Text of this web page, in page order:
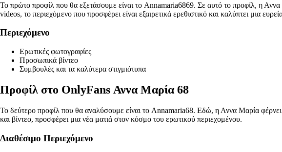
Το πρώτο προφίλ που θα εξετάσουμε είναι το Annamaria6869. Σε αυτό το προφίλ, η
videos, το περιεχόμενο που προσφέρει είναι εξαιρετικά ερεθιστικό και καλύπτει μια
Περιεχόμενο
Ερωτικές φωτογραφίες
Προσωπικά βίντεο
Συμβουλές και τα καλύτερα στιγμιότυπα
Προφίλ στο OnlyFans Αννα Μαρία 68
Το δεύτερο προφίλ που θα αναλύσουμε είναι το Annamaria68. Εδώ, η Αννα Μαρία
και βίντεο, προσφέρει μια νέα ματιά στον κόσμο του ερωτικού περιεχομένου.
Διαθέσιμο Περιεχόμενο